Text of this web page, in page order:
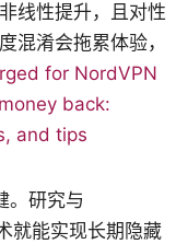
线性提升，且对性
混淆会拖累体验，
for NordVPN
back:
and tips
。研究与
就能实现长期隐藏